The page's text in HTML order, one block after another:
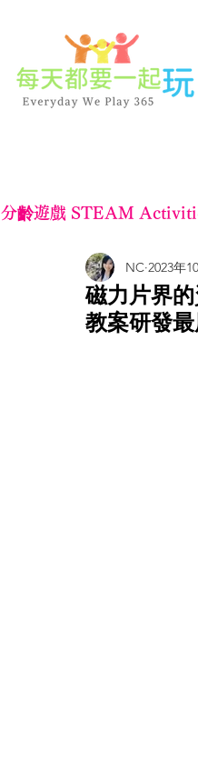
分齡遊戲 STEAM
磁力片界
教案研發
NC 2023年